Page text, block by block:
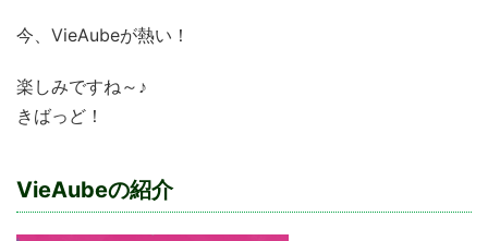
今、VieAubeが熱い！
楽しみですね～♪
きばっど！
VieAubeの紹介